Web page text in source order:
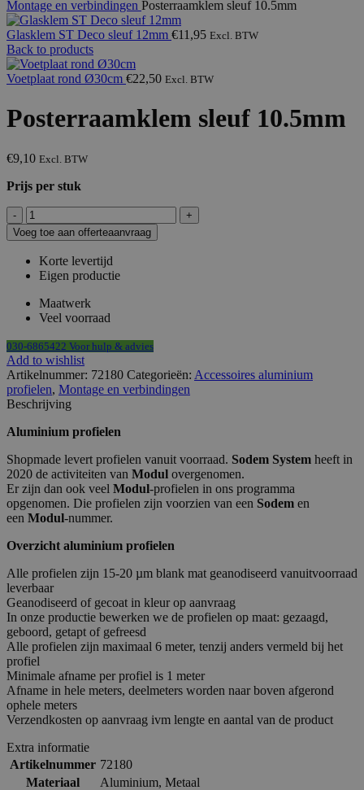
Montage en verbindingen Posterraamklem sleuf 10.5mm
Glasklem ST Deco sleuf 12mm €11,95 Excl. BTW
Back to products
Voetplaat rond Ø30cm €22,50 Excl. BTW
Posterraamklem sleuf 10.5mm
€9,10 Excl. BTW
Prijs per stuk
Posterraamklem
sleuf
10.5mm
aantal
Voeg toe aan offerteaanvraag
Korte levertijd
Eigen productie
Maatwerk
Veel voorraad
030-6865422 Voor hulp & advies
Add to wishlist
Artikelnummer: 72180 Categorieën: Accessoires aluminium
profielen, Montage en verbindingen
Beschrijving
Aluminium profielen
Shopmade levert profielen vanuit voorraad. Sodem System heeft in
2020 de activiteiten van Modul overgenomen.
Er zijn dan ook veel Modul-profielen in ons programma
opgenomen. Die profielen zijn voorzien van een Sodem en
een Modul-nummer.
Overzicht aluminium profielen
Alle profielen zijn 15-20 µm blank mat geanodiseerd vanuitvoorraad
leverbaar
Geanodiseerd of gecoat in kleur op aanvraag
In onze productie bewerken we de profielen op maat: gezaagd,
geboord, getapt of gefreesd
Alle profielen zijn maximaal 6 meter, tenzij anders vermeld bij het
profiel
Minimale afname per profiel is 1 meter
Afname in hele meters, deelmeters worden naar boven afgerond
ophele meters
Verzendkosten op aanvraag ivm lengte en aantal van de product
Extra informatie
Artikelnummer 72180
Materiaal
Aluminium, Metaal